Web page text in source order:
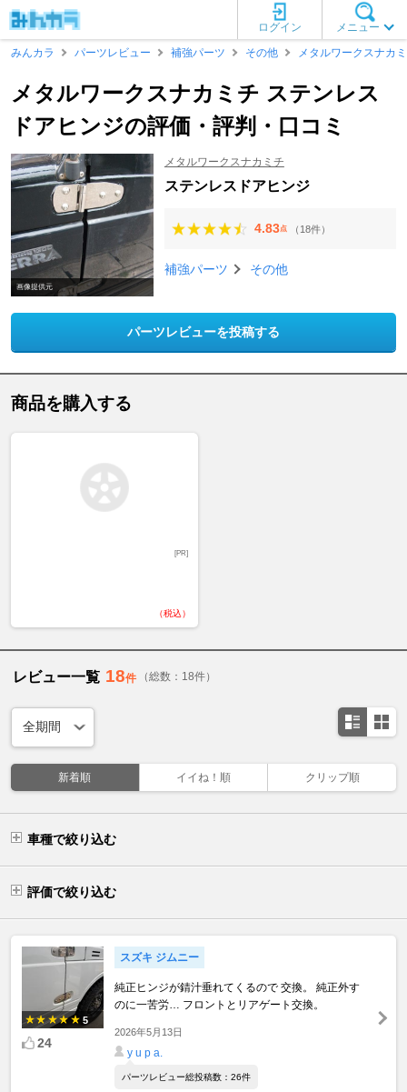
メニュー
ログイン
みんカラ
パーツレビュー 補強パーツ その他 メタルワークスナカ
メタルワークスナカミチ ステンレス
ドアヒンジの評価・評判・口コミ
画像提供元
メタルワークスナカミチ
ステンレスドアヒンジ
4.83点 （18件）
補強パーツ その他
パーツレビューを投稿する
商品を購入する
[PR]
（税込）
レビュー一覧 18件 （総数：18件）
新着順 イイね！順 クリップ順
車種で絞り込む
評価で絞り込む
5
24
スズキ ジムニー
純正ヒンジが錆汁垂れてくるので 交換。 純正外す
のに一苦労… フロントとリアゲート交換。
2026年5月13日
y u p a.
パーツレビュー総投稿数：26件